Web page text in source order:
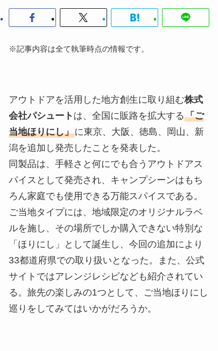
※記事内容は全て執筆時点の情報です。
アウトドアを活用した地方創生に取り組む株式
会社パシュートは、全国に販路を拡大する「ご
当地ほりにし」に東京、大阪、徳島、岡山、新
潟を追加し発売したことを発表した。
同製品は、手軽さと何にでも合うアウトドアス
パイスとして発売され、キャンプシーンはもち
ろん家庭でも使用できる万能スパイスである。
ご当地タイプには、地域限定のオリジナルラベ
ルを施し、その場所でしか購入できない特別な
「ほりにし」として誕生し、今回の追加により
33都道府県での取り扱いとなった。また、公式
サイトではアレンジレシピなども紹介されてい
る。旅先の楽しみの1つとして、ご当地ほりにし
巡りをしてみてはいかがだろうか。